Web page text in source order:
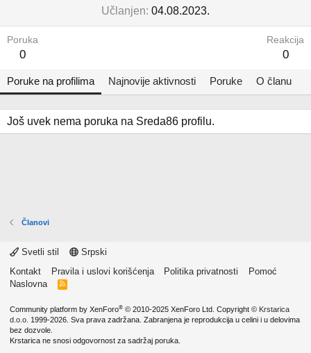
Učlanjen 04.08.2023.
Poruka
0
Reakcija
0
Poruke na profilima Najnovije aktivnosti Poruke O članu
Još uvek nema poruka na Sreda86 profilu.
Članovi
Svetli stil
Srpski
Kontakt
Pravila i uslovi korišćenja Politika privatnosti
Pomoć
Naslovna
R
Community platform by XenForo® © 2010-2025 XenForo Ltd. Copyright © Krstarica
d.o.o. 1999-2026. Sva prava zadržana. Zabranjena je reprodukcija u celini i u delovima
bez dozvole.
Krstarica ne snosi odgovornost za sadržaj poruka.